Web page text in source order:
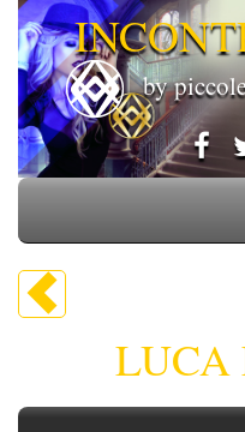
by
LUCA